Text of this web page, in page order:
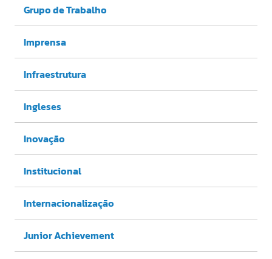
Grupo de Trabalho
Imprensa
Infraestrutura
Ingleses
Inovação
Institucional
Internacionalização
Junior Achievement